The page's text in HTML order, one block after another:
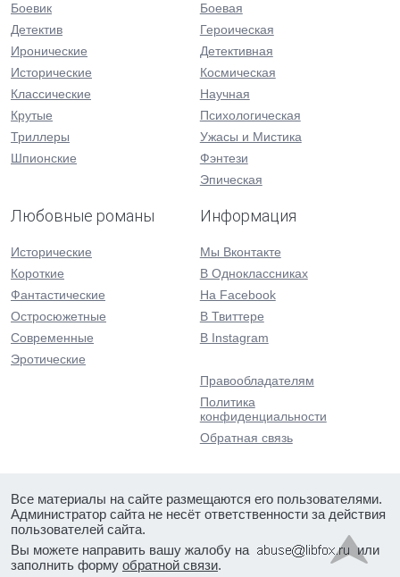
Боевик
Детектив
Иронические
Исторические
Классические
Крутые
Триллеры
Шпионские
Боевая
Героическая
Детективная
Космическая
Научная
Психологическая
Ужасы и Мистика
Фэнтези
Эпическая
Любовные романы
Исторические
Короткие
Фантастические
Остросюжетные
Современные
Эротические
Информация
Мы Вконтакте
В Одноклассниках
На Facebook
В Твиттере
В Instagram
Правообладателям
Политика
конфиденциальности
Обратная связь
Все материалы на сайте размещаются его пользователями.
Администратор сайта не несёт ответственности за действия
пользователей сайта.
Вы можете направить вашу жалобу на
или
заполнить форму обратной связи.